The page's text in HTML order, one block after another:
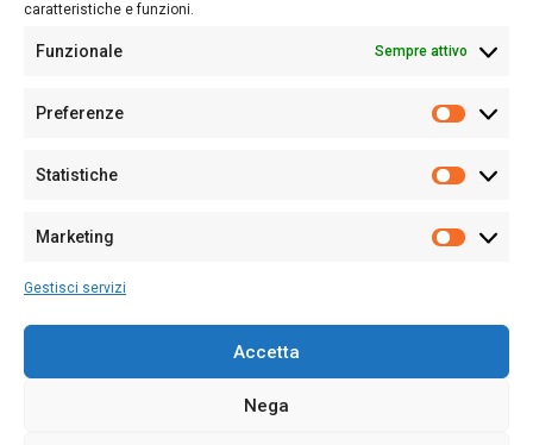
caratteristiche e funzioni.
Funzionale Sempre attivo
Preferenze
Statistiche
Marketing
Gestisci servizi
Accetta
Nega
Sede:Via Cristoforo Colombo 09013 Carbonia
Partita IVA02270380922
128/2020 del 10/02/2020
Per la Pubblicità: